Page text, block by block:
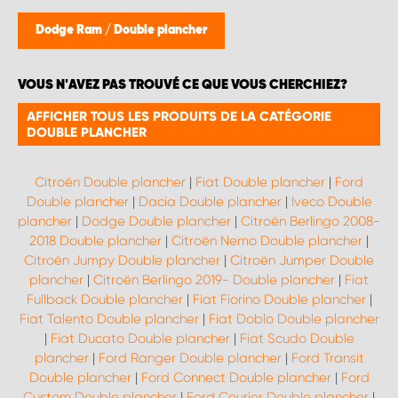
Dodge Ram / Double plancher
VOUS N'AVEZ PAS TROUVÉ CE QUE VOUS CHERCHIEZ?
AFFICHER TOUS LES PRODUITS DE LA CATÉGORIE
DOUBLE PLANCHER
Citroën Double plancher | Fiat Double plancher | Ford
Double plancher| Dacia Double plancher| Iveco Double
plancher | Dodge Double plancher | Citroën Berlingo 2008-
2018 Double plancher | Citroën Nemo Double plancher |
Citroën Jumpy Double plancher | Citroën Jumper Double
plancher | Citroën Berlingo 2019- Double plancher | Fiat
Fullback Double plancher| Fiat Fiorino Double plancher|
Fiat Talento Double plancher| Fiat Doblo Double plancher
| Fiat Ducato Double plancher| Fiat Scudo Double
plancher| Ford Ranger Double plancher| Ford Transit
Double plancher| Ford Connect Double plancher| Ford
WORK SYSTEM NAMUR